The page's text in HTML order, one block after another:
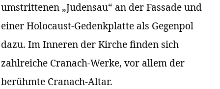
umstrittenen „Judensau“ an der Fassade und
einer Holocaust-Gedenkplatte als Gegenpol
dazu. Im Inneren der Kirche finden sich
zahlreiche Cranach-Werke, vor allem der
berühmte Cranach-Altar.